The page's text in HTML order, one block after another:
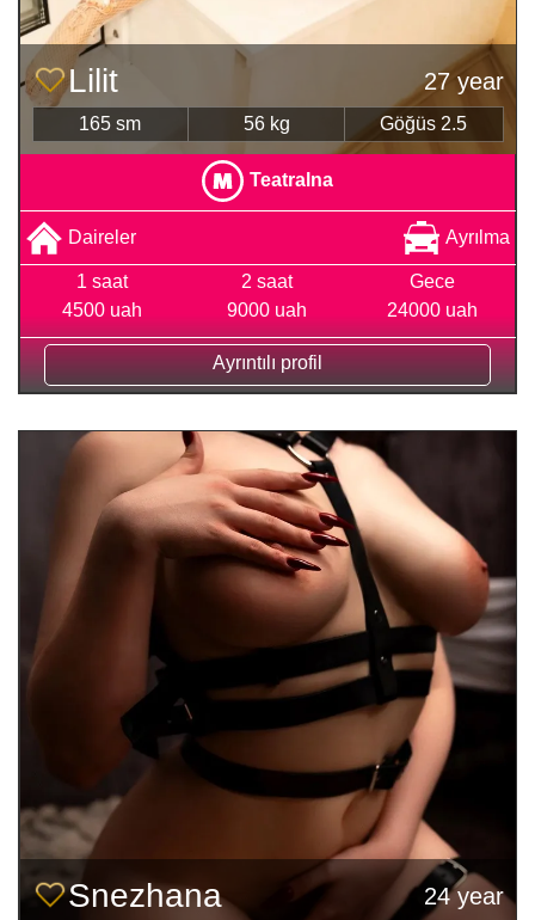
Lilit 27 year
165 sm 56 kg Göğüs 2.5
Teatralna
Daireler Ayrılma
1 saat
4500 uah
2 saat
9000 uah
Gece
24000 uah
Ayrıntılı profil
Snezhana 24 year